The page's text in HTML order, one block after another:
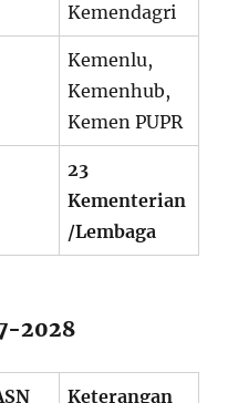
Kemendagri
Kemenlu,
Kemenhub,
Kemen PUPR
23
Kementerian
/Lembaga
2028
Keterangan